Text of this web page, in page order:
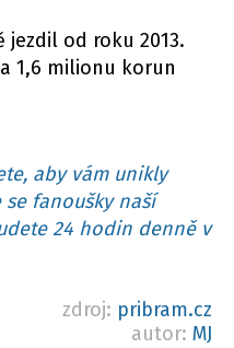
od roku 2013.
1,6 milionu korun
aby vám unikly
fanoušky naší
24 hodin denně v
zdroj: pribram.cz
autor: MJ